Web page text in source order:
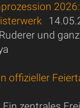
und
offizieller